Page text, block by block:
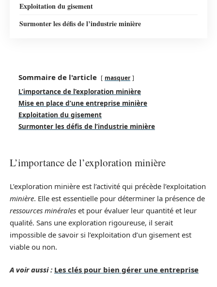
Exploitation du gisement
Surmonter les défis de l’industrie minière
Sommaire de l'article masquer
L’importance de l’exploration minière
Mise en place d’une entreprise minière
Exploitation du gisement
Surmonter les défis de l’industrie minière
L’importance de l’exploration minière
L’exploration minière est l’activité qui précède l’exploitation
minière. Elle est essentielle pour déterminer la présence de
ressources minérales et pour évaluer leur quantité et leur
qualité. Sans une exploration rigoureuse, il serait
impossible de savoir si l’exploitation d’un gisement est
viable ou non.
A voir aussi : Les clés pour bien gérer une entreprise